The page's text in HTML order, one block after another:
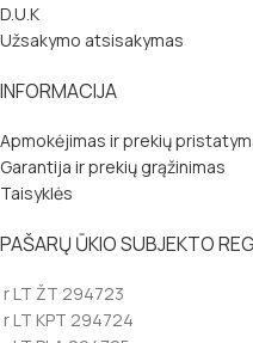
D.U.K
Užsakymo atsisakymas
INFORMACIJA
Apmokėjimas ir prekių
Garantija ir prekių grąžinimas
Taisyklės
PAŠARŲ ŪKIO SUBJEKTO
r LT ŽT 294723
r LT KPT 294724